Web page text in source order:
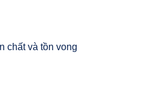
chất và tồn vong